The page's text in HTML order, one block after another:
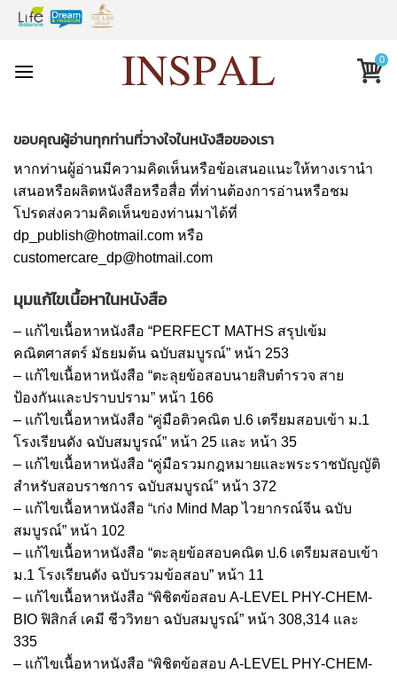
Skip
0
ขอบคุณผู้อ่านทุกท่านที่วางใจในหนังสือของเรา
หากท่านผู้อ่านมีความคิดเห็นหรือข้อเสนอแนะให้ทางเรานำ
เสนอหรือผลิตหนังสือหรือสื่อ ที่ท่านต้องการอ่านหรือชม
โปรดส่งความคิดเห็นของท่านมาได้ที่
dp_publish@hotmail.com หรือ
customercare_dp@hotmail.com
มุมแก้ไขเนื้อหาในหนังสือ
– แก้ไขเนื้อหาหนังสือ “PERFECT MATHS สรุปเข้ม
คณิตศาสตร์ มัธยมต้น ฉบับสมบูรณ์” หน้า 253
– แก้ไขเนื้อหาหนังสือ “ตะลุยข้อสอบนายสิบตำรวจ สาย
ป้องกันและปราบปราม” หน้า 166
– แก้ไขเนื้อหาหนังสือ “คู่มือติวคณิต ป.6 เตรียมสอบเข้า ม.1
โรงเรียนดัง ฉบับสมบูรณ์” หน้า 25 และ หน้า 35
– แก้ไขเนื้อหาหนังสือ “คู่มือรวมกฎหมายและพระราชบัญญัติ
สำหรับสอบราชการ ฉบับสมบูรณ์” หน้า 372
– แก้ไขเนื้อหาหนังสือ “เก่ง Mind Map ไวยากรณ์จีน ฉบับ
สมบูรณ์” หน้า 102
– แก้ไขเนื้อหาหนังสือ “ตะลุยข้อสอบคณิต ป.6 เตรียมสอบเข้า
ม.1 โรงเรียนดัง ฉบับรวมข้อสอบ” หน้า 11
– แก้ไขเนื้อหาหนังสือ “พิชิตข้อสอบ A-LEVEL PHY-CHEM-
BIO ฟิสิกส์ เคมี ชีววิทยา ฉบับสมบูรณ์” หน้า 308,314 และ
335
– แก้ไขเนื้อหาหนังสือ “พิชิตข้อสอบ A-LEVEL PHY-CHEM-